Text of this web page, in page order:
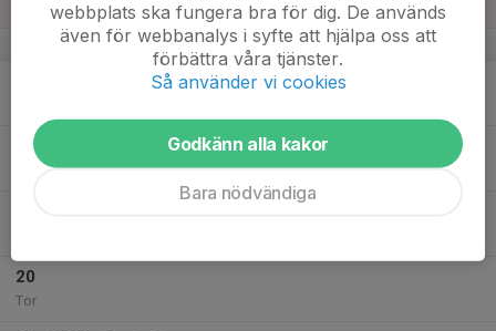
v.12
18
20
Tor
webbplats ska fungera bra för dig. De används
även för webbanalys i syfte att hjälpa oss att
förbättra våra tjänster.
Så använder vi cookies
Godkänn alla kakor
Bara nödvändiga